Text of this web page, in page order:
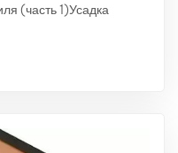
(часть 1)Усадка
при
может повлиять на
покрытия.